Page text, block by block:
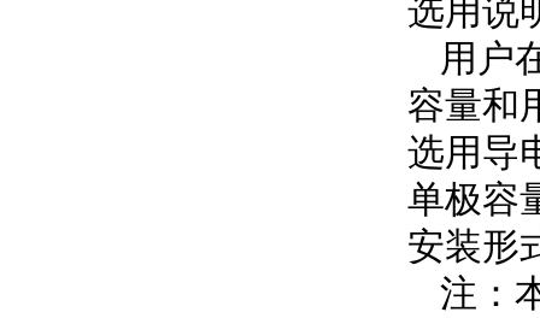
选用说
用户
容量和
选用导
单极容
安装形
注：